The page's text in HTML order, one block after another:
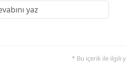
* Bu içerik ile ilgili